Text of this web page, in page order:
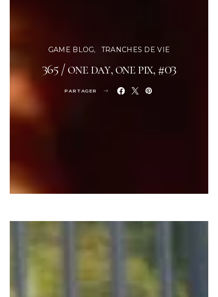
GAME BLOG TRANCHES DE VIE
365 / one day, one pix, #03
PARTAGER